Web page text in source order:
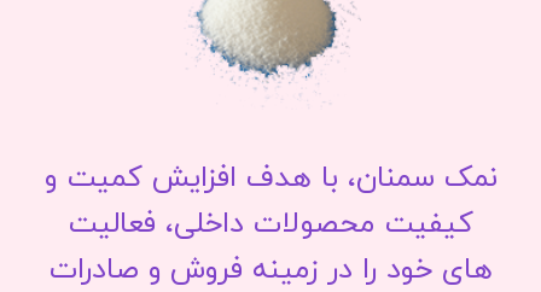
نمک سمنان، با هدف افزایش کمیت و
کیفیت محصولات داخلی، فعالیت
های خود را در زمینه فروش و صادرات